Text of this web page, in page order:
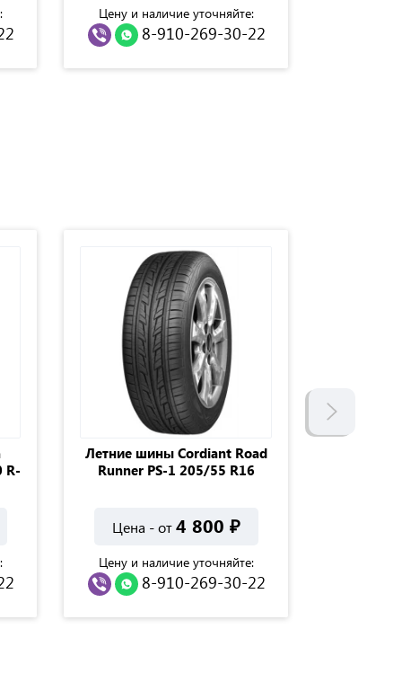
Цену и наличие уточняйте:
8-910-269-30-22
R-
Летние шины Cordiant Road
Runner PS-1 205/55 R16
Цена - от4 800 ₽
Цену и наличие уточняйте:
8-910-269-30-22